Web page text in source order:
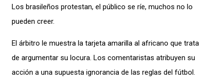
Los brasileños protestan, el público se ríe, muchos no lo
pueden creer.
El árbitro le muestra la tarjeta amarilla al africano que trata
de argumentar su locura. Los comentaristas atribuyen su
acción a una supuesta ignorancia de las reglas del fútbol.